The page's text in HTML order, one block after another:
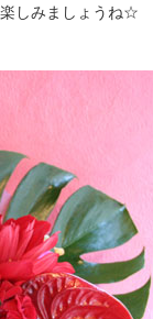
しみましょうね☆